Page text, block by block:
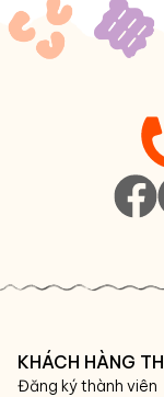
KHÁCH HÀNG
Đăng ký thành viên